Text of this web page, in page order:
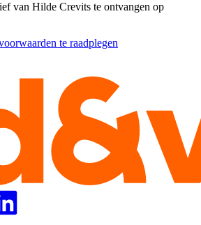
van Hilde Crevits te ontvangen op
te raadplegen